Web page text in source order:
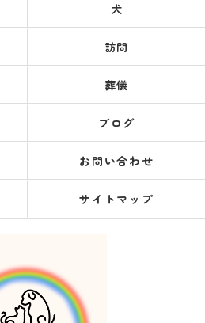
犬
訪問
葬儀
ブログ
お問い合わせ
サイトマップ